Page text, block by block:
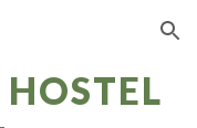
Skip to navigation
HOSTEL